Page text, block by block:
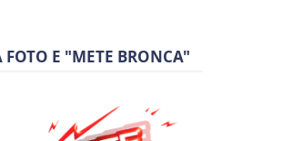
FOTO E "METE BRONCA"